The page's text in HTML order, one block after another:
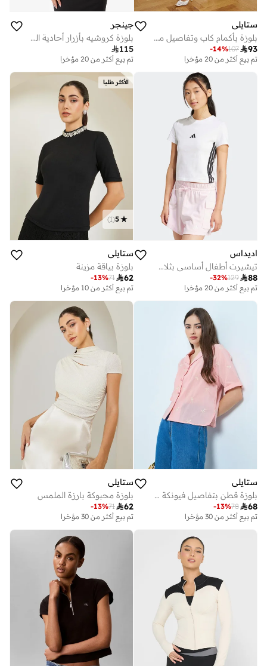
ستايلي
بلوزة بأكمام كاب وتفاصيل مزينة
93
107
-14%
تم بيع أكثر من 20 مؤخرا
جينجر
بلوزة كروشيه بأزرار أحادية اللون
115
تم بيع أكثر من 20 مؤخرا
اديداس
تيشيرت أطفال أساسي بثلاث خطوط نحيف
88
129
-32%
تم بيع أكثر من 20 مؤخرا
الأكثر طلبا
5
(
1
)
ستايلي
بلوزة بياقة مزينة
62
71
-13%
تم بيع أكثر من 10 مؤخرا
ستايلي
بلوزة قطن بتفاصيل فيونكة مطرزة
68
78
-13%
تم بيع أكثر من 30 مؤخرا
ستايلي
بلوزة محبوكة بارزة الملمس
62
71
-13%
تم بيع أكثر من 30 مؤخرا